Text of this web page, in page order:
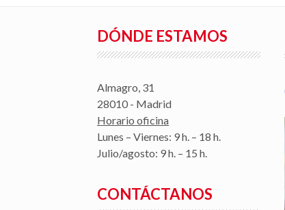
DÓNDE ESTAMOS
Almagro, 31
28010 - Madrid
Horario oficina
Lunes – Viernes: 9 h. – 18 h.
Julio/agosto: 9 h. – 15 h.
CONTÁCTANOS